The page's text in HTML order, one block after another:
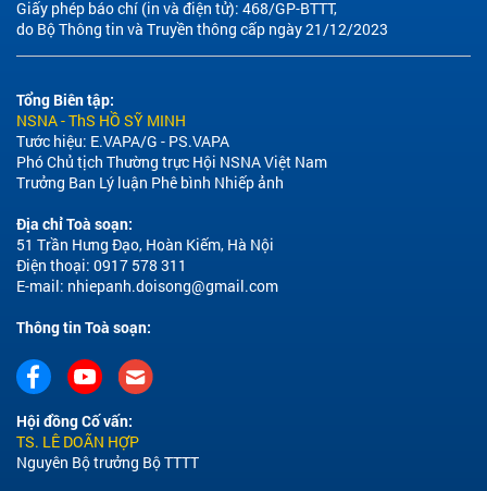
Giấy phép báo chí (in và điện tử): 468/GP-BTTT,
do Bộ Thông tin và Truyền thông cấp ngày 21/12/2023
Tổng Biên tập:
NSNA - ThS HỒ SỸ MINH
Tước hiệu: E.VAPA/G - PS.VAPA
Phó Chủ tịch Thường trực Hội NSNA Việt Nam
Trưởng Ban Lý luận Phê bình Nhiếp ảnh
Địa chỉ Toà soạn:
51 Trần Hưng Đạo, Hoàn Kiếm, Hà Nội
Điện thoại: 0917 578 311
E-mail: nhiepanh.doisong@gmail.com
Thông tin Toà soạn:
Hội đồng Cố vấn:
TS. LÊ DOÃN HỢP
Nguyên Bộ trưởng Bộ TTTT